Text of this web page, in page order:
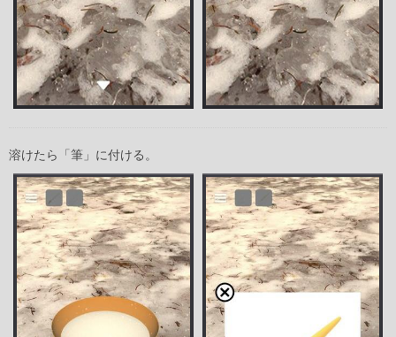
溶けたら「筆」に付ける。